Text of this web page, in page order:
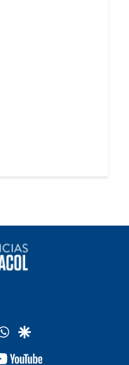
whatsapp
google
youtube-